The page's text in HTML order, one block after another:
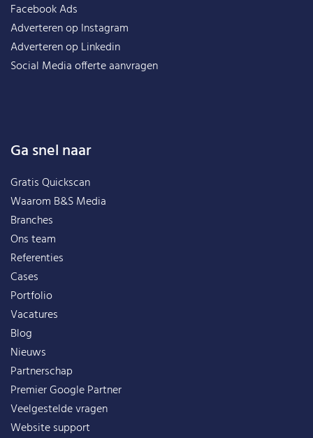
Facebook Ads
Adverteren op Instagram
Adverteren op Linkedin
Social Media offerte aanvragen
Ga snel naar
Gratis Quickscan
Waarom B&S Media
Branches
Ons team
Referenties
Cases
Portfolio
Vacatures
Blog
Nieuws
Partnerschap
Premier Google Partner
Veelgestelde vragen
Website support